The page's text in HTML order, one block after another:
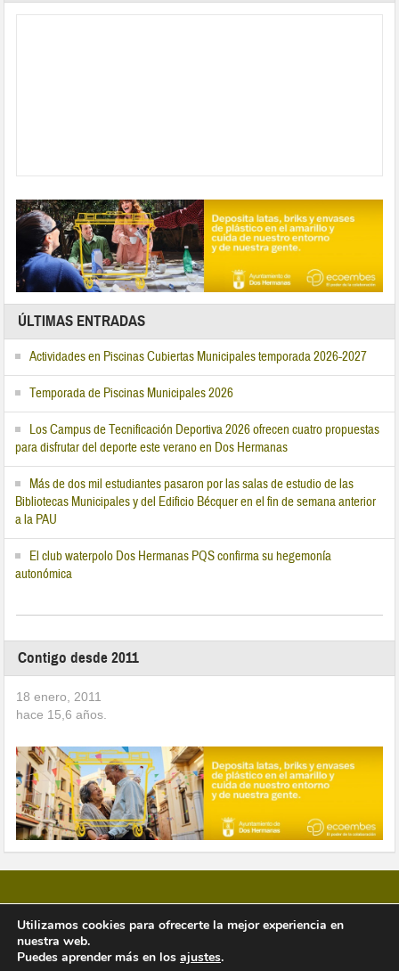
ÚLTIMAS ENTRADAS
Actividades en Piscinas Cubiertas Municipales temporada 2026-2027
Temporada de Piscinas Municipales 2026
Los Campus de Tecnificación Deportiva 2026 ofrecen cuatro propuestas
para disfrutar del deporte este verano en Dos Hermanas
Más de dos mil estudiantes pasaron por las salas de estudio de las
Bibliotecas Municipales y del Edificio Bécquer en el fin de semana anterior
a la PAU
El club waterpolo Dos Hermanas PQS confirma su hegemonía
autonómica
Contigo desde 2011
18 enero, 2011
hace 15,6 años.
Copyright © 2026 Vivir en Montequinto Periódico Digital
Utilizamos cookies para ofrecerte la mejor experiencia en
nuestra web.
Puedes aprender más en los ajustes.